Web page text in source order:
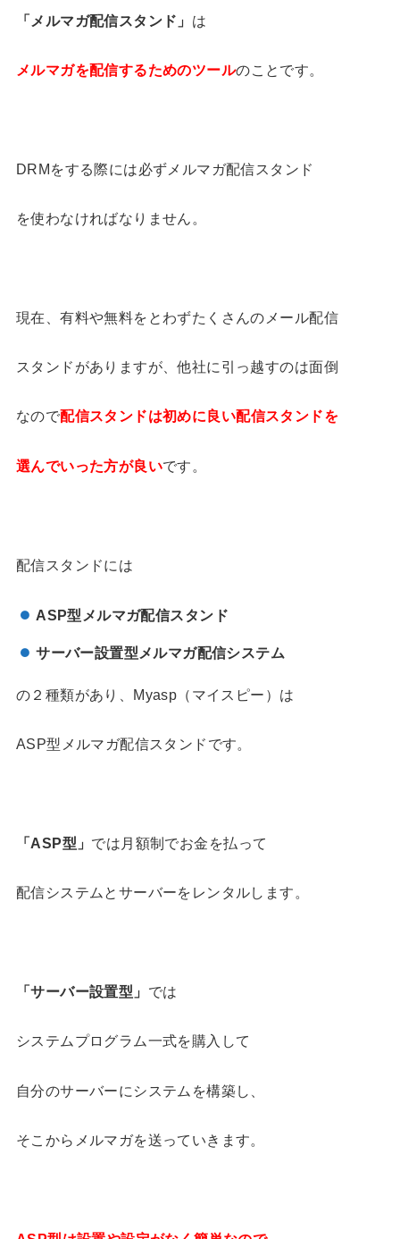
「メルマガ配信スタンド」 は
メルマガを配信するためのツールのことです。
DRMをする際には必ずメルマガ配信スタンド
を使わなければなりません。
現在、有料や無料をとわずたくさんのメール配信
スタンドがありますが、他社に引っ越すのは面倒
なので配信スタンドは初めに良い配信スタンドを
選んでいった方が良いです。
配信スタンドには
ASP型メルマガ配信スタンド
サーバー設置型メルマガ配信システム
の２種類があり、Myasp（マイスピー）は
ASP型メルマガ配信スタンドです。
「ASP型」 では月額制でお金を払って
配信システムとサーバーをレンタルします。
「サーバー設置型」 では
システムプログラム一式を購入して
自分のサーバーにシステムを構築し、
そこからメルマガを送っていきます。